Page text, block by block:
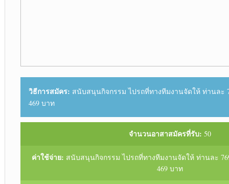
วิธีการสมัคร: สนับสนุนกิจกรรม ไปรถที่ทางทีมงานจัดให้ ท่านละ
469 บาท
จำนวนอาสาสมัครที่รับ: 50
ค่าใช้จ่าย: สนับสนุนกิจกรรม ไปรถที่ทางทีมงานจัดให้ ท่านละ
469 บาท